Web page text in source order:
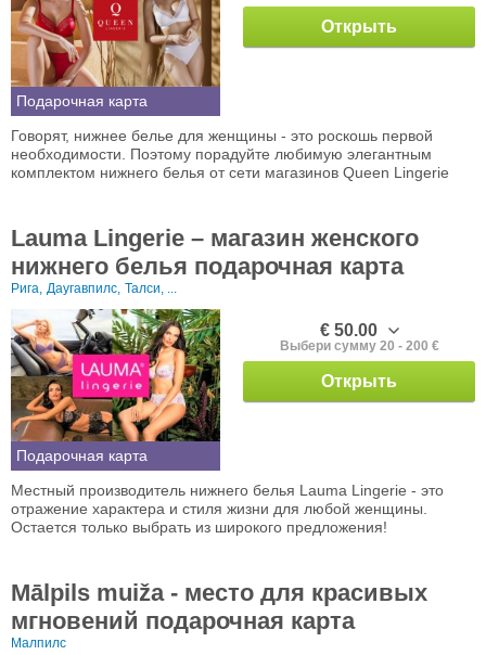
Подарочная карта
Открыть
Говорят, нижнее белье для женщины - это роскошь первой
необходимости. Поэтому порадуйте любимую элегантным
комплектом нижнего белья от сети магазинов Queen Lingerie
Lauma Lingerie – магазин женского
нижнего белья подарочная карта
Рига, Даугавпилс, Талси, ...
Подарочная карта
€ 50.00
Выбери сумму 20 - 200 €
Открыть
Местный производитель нижнего белья Lauma Lingerie - это
отражение характера и стиля жизни для любой женщины.
Остается только выбрать из широкого предложения!
Mālpils muiža - место для красивых
мгновений подарочная карта
Малпилс